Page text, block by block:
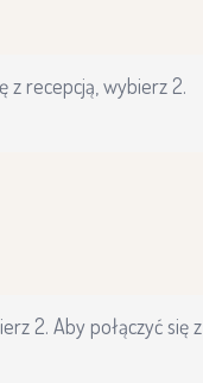
z recepcją, wybierz 2.
2. Aby połączyć się z